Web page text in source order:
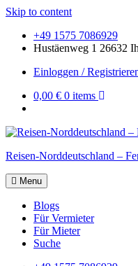
Skip to content
+49 1575 7086929
Hustäenweg 1 26632
Einloggen /
0,00 € 0 items
Reisen-Norddeutschland –
Menu
Blogs
Für Vermieter
Für Mieter
Suche